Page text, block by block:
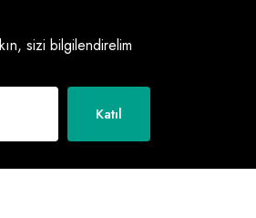
sizi bilgilendirelim
Katıl